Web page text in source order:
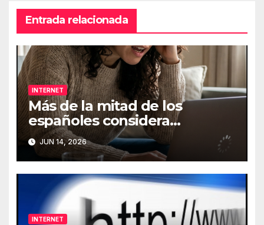
Entrada relacionada
INTERNET
Más de la mitad de los
españoles considera
fundamental la conexión a
Internet
JUN 14, 2026
INTERNET